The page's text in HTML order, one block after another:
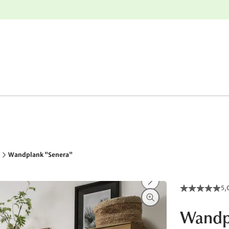
Wandplank "Senera"